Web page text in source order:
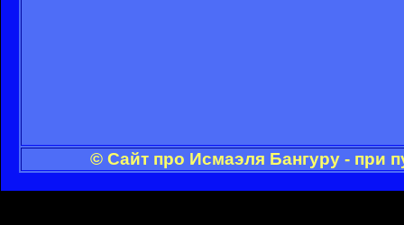
© Сайт про Исмаэля Бангуру - при